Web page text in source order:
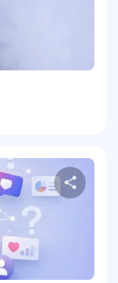
ツイッ
ツイッ